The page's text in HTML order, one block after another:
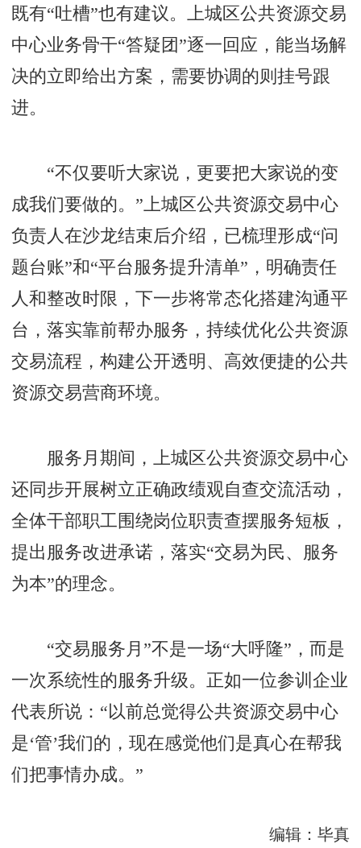
既有“吐槽”也有建议。上城区公共资源交易
中心业务骨干“答疑团”逐一回应，能当场解
决的立即给出方案，需要协调的则挂号跟
进。
“不仅要听大家说，更要把大家说的变
成我们要做的。”上城区公共资源交易中心
负责人在沙龙结束后介绍，已梳理形成“问
题台账”和“平台服务提升清单”，明确责任
人和整改时限，下一步将常态化搭建沟通平
台，落实靠前帮办服务，持续优化公共资源
交易流程，构建公开透明、高效便捷的公共
资源交易营商环境。
服务月期间，上城区公共资源交易中心
还同步开展树立正确政绩观自查交流活动，
全体干部职工围绕岗位职责查摆服务短板，
提出服务改进承诺，落实“交易为民、服务
为本”的理念。
“交易服务月”不是一场“大呼隆”，而是
一次系统性的服务升级。正如一位参训企业
代表所说：“以前总觉得公共资源交易中心
是‘管’我们的，现在感觉他们是真心在帮我
们把事情办成。”
编辑：毕真